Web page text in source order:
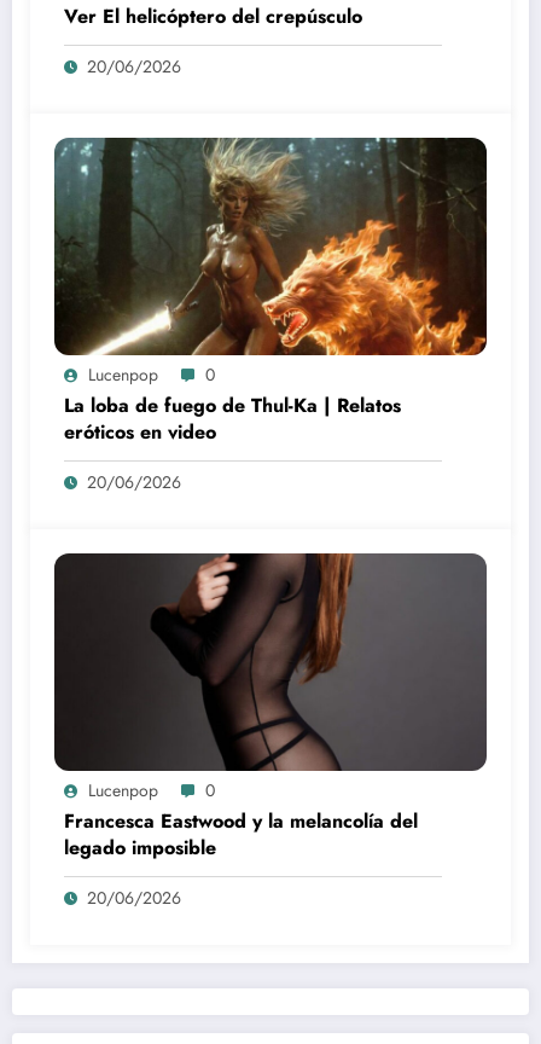
Ver El helicóptero del crepúsculo
20/06/2026
Lucenpop 0
La loba de fuego de Thul-Ka | Relatos
eróticos en video
20/06/2026
Lucenpop 0
Francesca Eastwood y la melancolía del
legado imposible
20/06/2026